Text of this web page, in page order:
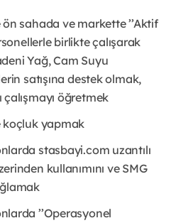
sahada ve markette ’’Aktif
birlikte çalışarak
Yağ, Cam Suyu
satışına destek olmak,
öğretmek
koçluk yapmak
stasbayi.com uzantılı
kullanımını ve SMG
’’Operasyonel